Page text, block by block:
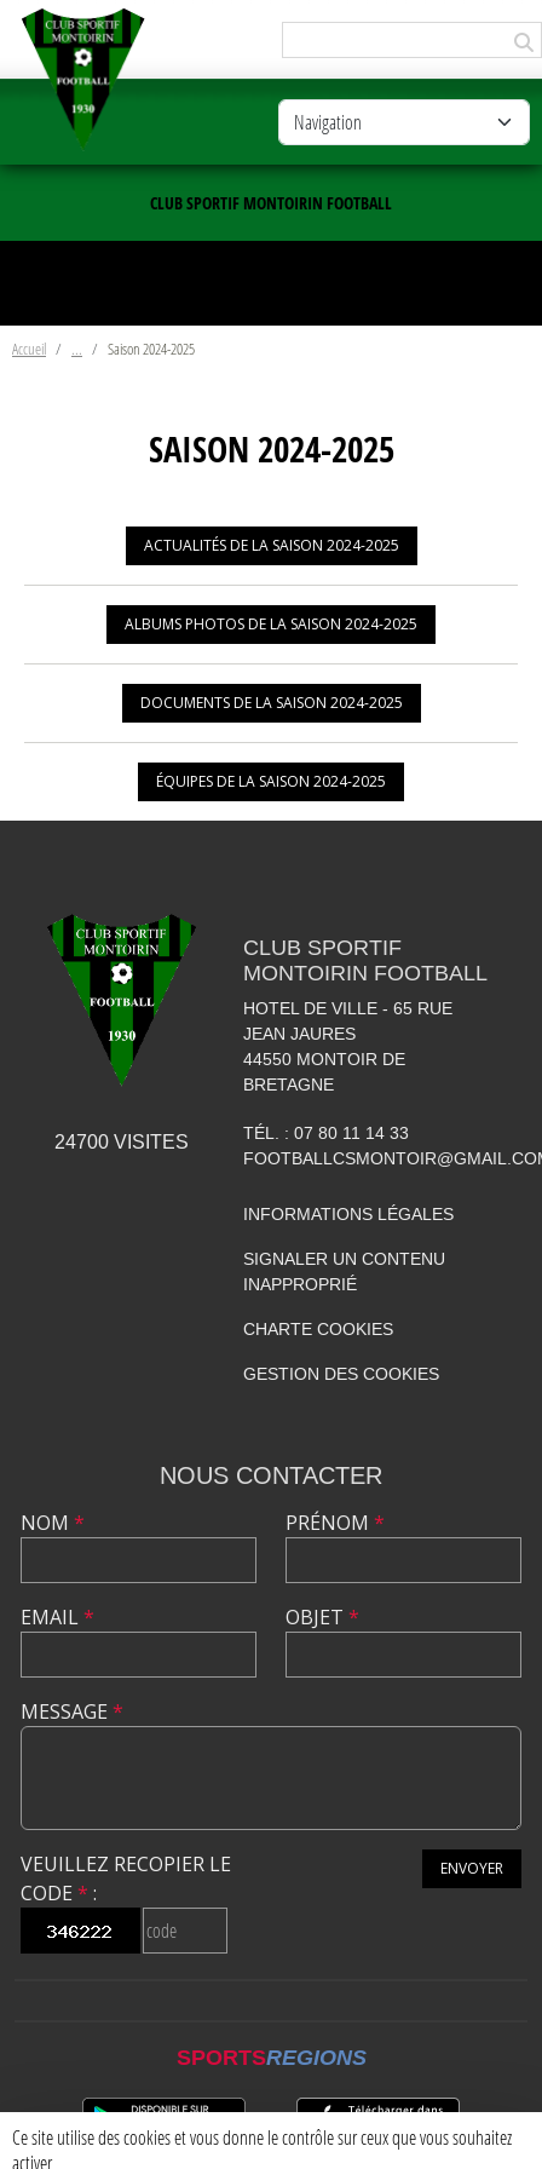
CLUB SPORTIF MONTOIRIN FOOTBALL
Accueil Saison 2024-2025
SAISON 2024-2025
ACTUALITÉS DE LA SAISON 2024-2025
ALBUMS PHOTOS DE LA SAISON 2024-2025
DOCUMENTS DE LA SAISON 2024-2025
ÉQUIPES DE LA SAISON 2024-2025
24700VISITES
CLUB SPORTIF
MONTOIRIN FOOTBALL
HOTEL DE VILLE - 65 RUE
JEAN JAURES
44550 MONTOIR DE
BRETAGNE
TÉL. : 07 80 11 14 33
INFORMATIONS LÉGALES
SIGNALER UN CONTENU
INAPPROPRIÉ
CHARTE COOKIES
GESTION DES COOKIES
NOUS CONTACTER
NOM *
EMAIL*
PRÉNOM *
OBJET *
MESSAGE *
VEUILLEZ RECOPIER LE
CODE * :
ENVOYER
SPORTSREGIONS
Panneau de gestion des cookies
Ce site utilise des cookies et vous donne le contrôle sur ceux que vous souhaitez
activer